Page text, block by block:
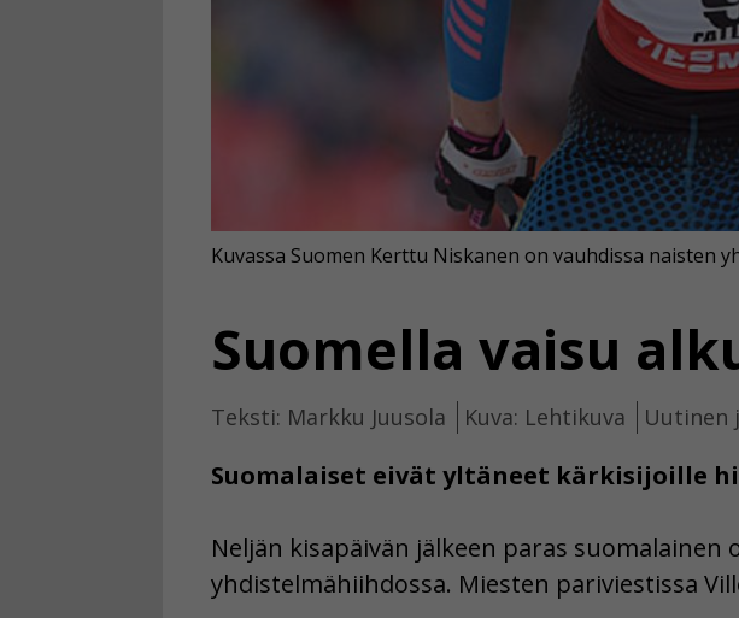
Suomella vaisu
Teksti: Markku Juusola Kuva: Lehtikuva Uutinen
Suomalaiset eivät yltäneet kärkisijoille
Kuvassa Suomen Kerttu Niskanen on vauhdissa naisten
Neljän kisapäivän jälkeen paras
yhdistelmähiihdossa. Miesten pariviestissa